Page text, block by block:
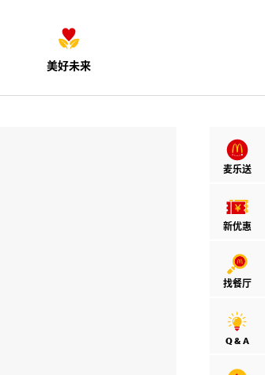
美好未来
麦乐送
新优惠
找餐厅
Q & A